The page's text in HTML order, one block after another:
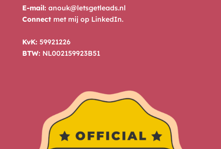
E-mail: anouk@letsgetleads.nl
Connectmet mij op LinkedIn.
KvK: 59921226
BTW: NL002159923B51